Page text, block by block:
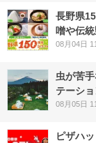
長野県
噌や伝
08月04日
虫が苦
テーシ
08月05日
ピザハ